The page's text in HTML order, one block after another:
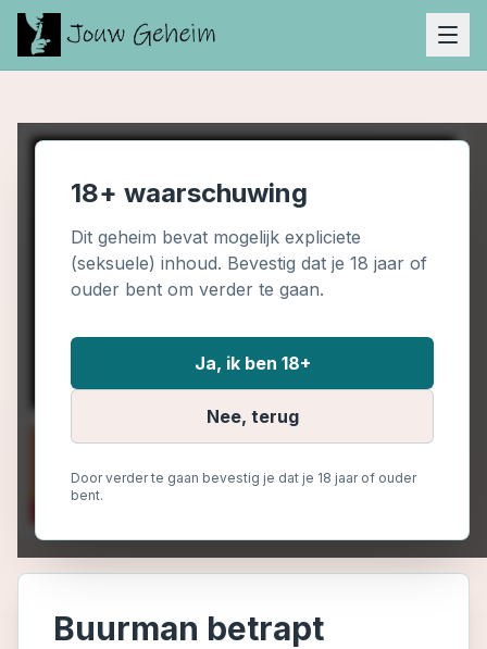
18+ waarschuwing
Dit geheim bevat mogelijk expliciete
(seksuele) inhoud. Bevestig dat je 18 jaar of
ouder bent om verder te gaan.
Ja, ik ben 18+
Nee, terug
Door verder te gaan bevestig je dat je 18 jaar of ouder
bent.
Buurman betrapt